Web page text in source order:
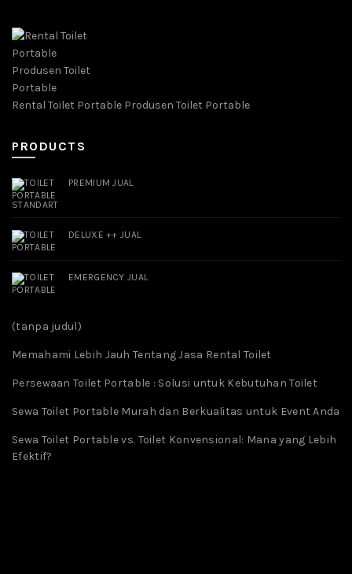
Rental Toilet Portable Produsen Toilet Portable
PRODUCTS
PREMIUM JUAL
DELUXE ++ JUAL
EMERGENCY JUAL
(tanpa judul)
Memahami Lebih Jauh Tentang Jasa Rental Toilet
Persewaan Toilet Portable : Solusi untuk Kebutuhan Toilet
Sewa Toilet Portable Murah dan Berkualitas untuk Event Anda
Sewa Toilet Portable vs. Toilet Konvensional: Mana yang Lebih
Efektif?